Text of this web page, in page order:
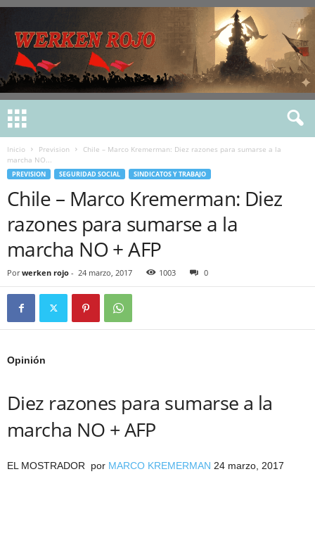
Inicio Prevision
Chile – Marco Kremerman: Diez razones para sumarse a la
marcha NO...
PREVISION SEGURIDAD SOCIAL SINDICATOS Y TRABAJO
Chile – Marco Kremerman: Diez
razones para sumarse a la
marcha NO + AFP
Por werken rojo - 24 marzo, 2017 1003 0
Opinión
Diez razones para sumarse a la
marcha NO + AFP
EL MOSTRADOR por MARCO KREMERMAN 24 marzo, 2017